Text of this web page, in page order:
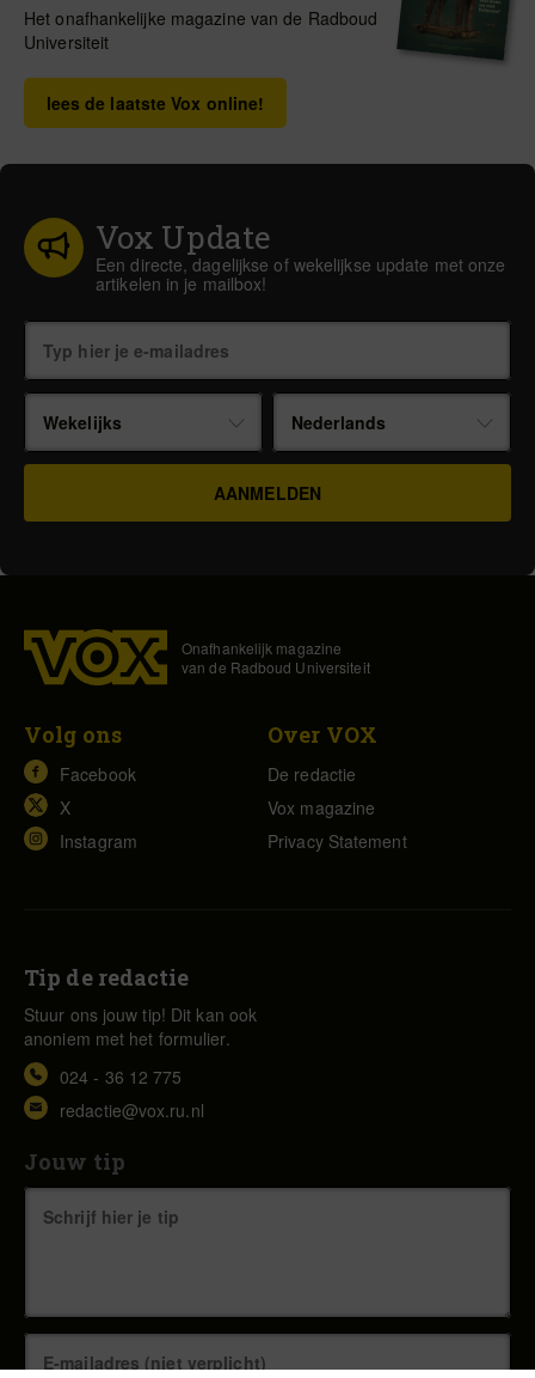
Het onafhankelijke magazine van de Radboud
Universiteit
lees de laatste Vox online!
Vox Update
Een directe, dagelijkse of wekelijkse update met onze
artikelen in je mailbox!
Wekelijks Nederlands
Onafhankelijk magazine
van de Radboud Universiteit
Volg ons
Facebook
X
Instagram
Over VOX
De redactie
Vox magazine
Privacy Statement
Tip de redactie
Stuur ons jouw tip! Dit kan ook
anoniem met het formulier.
024 - 36 12 775
redactie@vox.ru.nl
Jouw tip